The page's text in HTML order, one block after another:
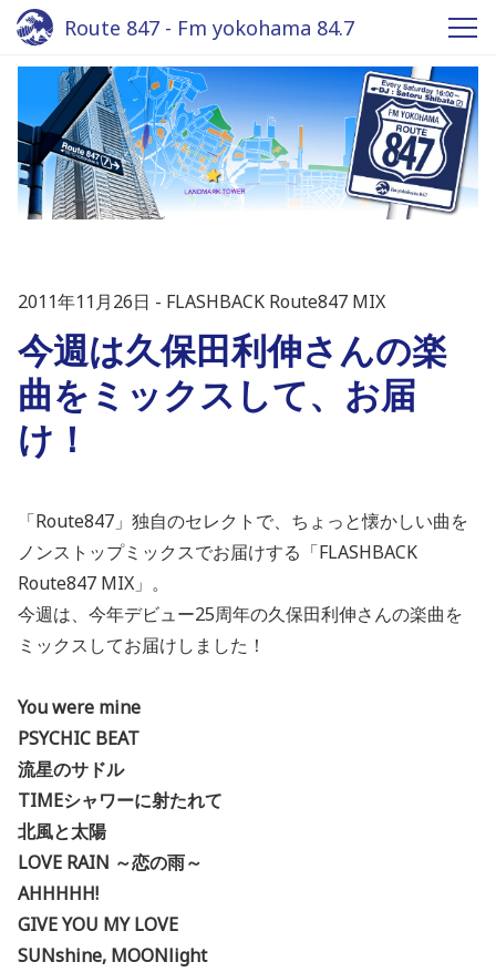
Route 847 - Fm yokohama 84.7
2011年11月26日 FLASHBACK Route847 MIX
今週は久保田利伸さんの楽
曲をミックスして、お届
け！
「Route847」独自のセレクトで、ちょっと懐かしい曲を
ノンストップミックスでお届けする「FLASHBACK
Route847 MIX」。
今週は、今年デビュー25周年の久保田利伸さんの楽曲を
ミックスしてお届けしました！
You were mine
PSYCHIC BEAT
流星のサドル
TIMEシャワーに射たれて
北風と太陽
LOVE RAIN ～恋の雨～
AHHHHH!
GIVE YOU MY LOVE
SUNshine, MOONlight